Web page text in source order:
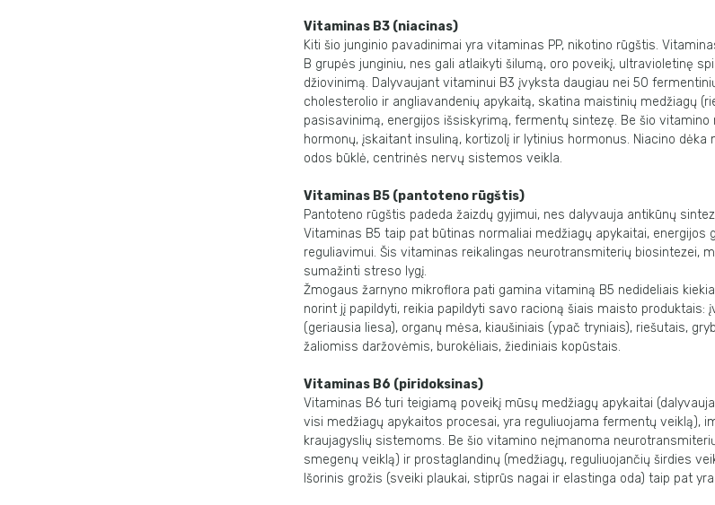
Vitaminas B3 (niacinas)
Kiti šio junginio pavadinimai yra vitaminas PP, nikotino rūgštis.
B grupės junginiu, nes gali atlaikyti šilumą, oro poveikį, ultravioletinę
džiovinimą. Dalyvaujant vitaminui B3 įvyksta daugiau nei 50
cholesterolio ir angliavandenių apykaitą, skatina maistinių medžiagų
pasisavinimą, energijos išsiskyrimą, fermentų sintezę. Be šio
hormonų, įskaitant insuliną, kortizolį ir lytinius hormonus. Niacino dėka
odos būklė, centrinės nervų sistemos veikla.
Vitaminas B5 (pantoteno rūgštis)
Pantoteno rūgštis padeda žaizdų gyjimui, nes dalyvauja antikūnų
Vitaminas B5 taip pat būtinas normaliai medžiagų apykaitai, energijos
reguliavimui. Šis vitaminas reikalingas neurotransmiterių biosintezei,
sumažinti streso lygį.
Žmogaus žarnyno mikroflora pati gamina vitaminą B5 nedideliais
norint jį papildyti, reikia papildyti savo racioną šiais maisto produktais:
(geriausia liesa), organų mėsa, kiaušiniais (ypač tryniais), riešutais,
žaliomiss daržovėmis, burokėliais, žiediniais kopūstais.
Vitaminas B6 (piridoksinas)
Vitaminas B6 turi teigiamą poveikį mūsų medžiagų apykaitai
visi medžiagų apykaitos procesai, yra reguliuojama fermentų veiklą),
kraujagyslių sistemoms. Be šio vitamino neįmanoma
smegenų veiklą) ir prostaglandinų (medžiagų, reguliuojančių širdies
Išorinis grožis (sveiki plaukai, stiprūs nagai ir elastinga oda) taip pat